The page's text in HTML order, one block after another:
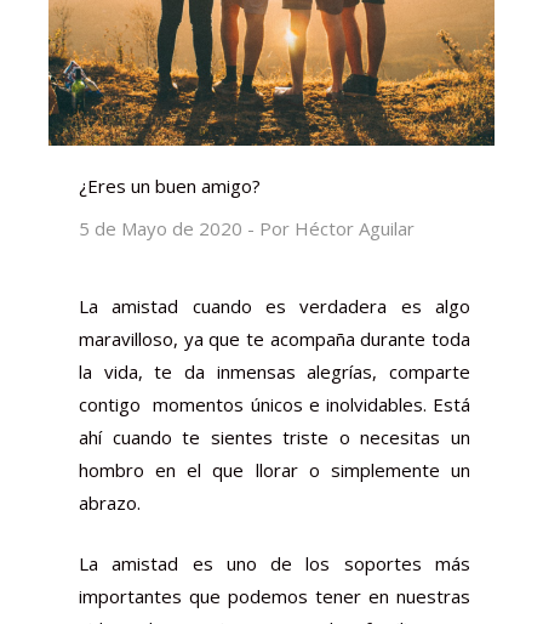
¿Eres un buen amigo?
5 de Mayo de 2020 - Por Héctor Aguilar
La amistad cuando es verdadera es algo
maravilloso, ya que te acompaña durante toda
la vida, te da inmensas alegrías, comparte
contigo momentos únicos e inolvidables. Está
ahí cuando te sientes triste o necesitas un
hombro en el que llorar o simplemente un
abrazo.
La amistad es uno de los soportes más
importantes que podemos tener en nuestras